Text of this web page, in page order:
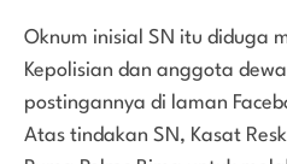
Oknum inisial SN itu diduga
Kepolisian dan anggota
postingannya di laman
Atas tindakan SN, Kasat